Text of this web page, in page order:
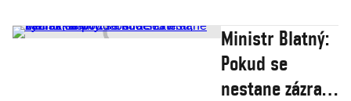
Ministr Blatný:
Pokud se
nestane zázrak,